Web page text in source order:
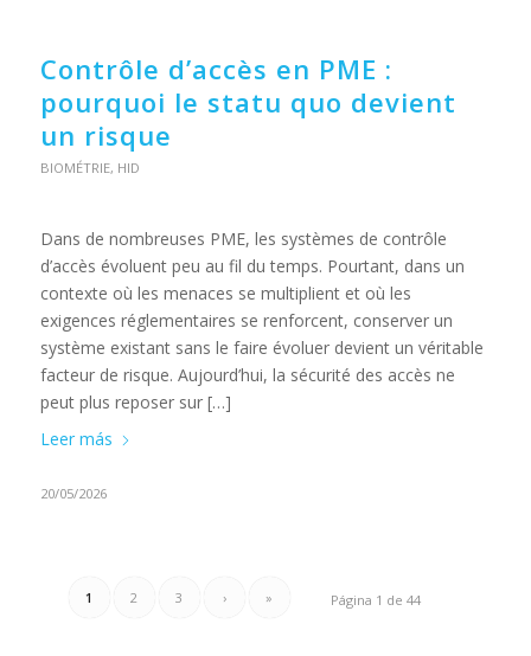
Contrôle d’accès en PME :
pourquoi le statu quo devient
un risque
BIOMÉTRIE, HID
Dans de nombreuses PME, les systèmes de contrôle
d’accès évoluent peu au fil du temps. Pourtant, dans un
contexte où les menaces se multiplient et où les
exigences réglementaires se renforcent, conserver un
système existant sans le faire évoluer devient un véritable
facteur de risque. Aujourd’hui, la sécurité des accès ne
peut plus reposer sur […]
Leer más
20/05/2026
Página 1 de 44
1 2 3 › »